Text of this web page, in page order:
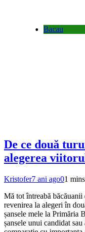
Bacau
De ce două
alegerea
Kristofer7 ani ago01 mins
Mă tot întreabă băcăuanii
revenirea la alegeri în
șansele mele la Primăria
șansele unui candidat